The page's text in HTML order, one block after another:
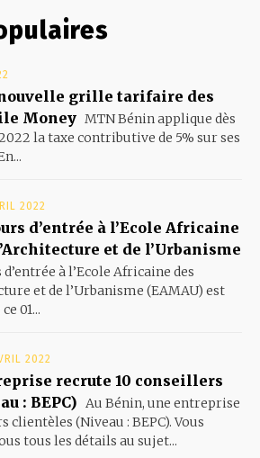
grille tarifaire des
Money MTN Bénin applique dès
la taxe contributive de 5% sur ses
2022
d’entrée à l’Ecole Africaine
et de l’Urbanisme
à l’Ecole Africaine des
et de l’Urbanisme (EAMAU) est
01...
2022
recrute 10 conseillers
: BEPC) Au Bénin, une entreprise
clientèles (Niveau : BEPC). Vous
tous les détails au sujet...